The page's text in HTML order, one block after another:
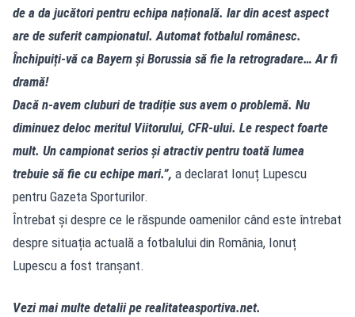
de a da jucători pentru echipa națională. Iar din acest aspect
are de suferit campionatul. Automat fotbalul românesc.
Închipuiți-vă ca Bayern și Borussia să fie la retrogradare… Ar fi
dramă!
Dacă n-avem cluburi de tradiție sus avem o problemă. Nu
diminuez deloc meritul Viitorului, CFR-ului. Le respect foarte
mult. Un campionat serios și atractiv pentru toată lumea
trebuie să fie cu echipe mari.”, a declarat Ionuț Lupescu
pentru Gazeta Sporturilor.
Întrebat și despre ce le răspunde oamenilor când este întrebat
despre situația actuală a fotbalului din România, Ionuț
Lupescu a fost tranșant.
Vezi mai multe detalii pe realitateasportiva.net.